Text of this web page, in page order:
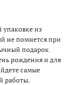
из
не помнется при
подарок
рождения и для
самые
работы.